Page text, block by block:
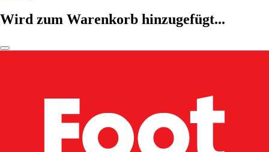
Wird zum Warenkorb hinzugefügt...